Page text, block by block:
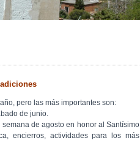
pero las más importantes son:
de junio.
de agosto en honor al Santísimo
encierros, actividades para los más